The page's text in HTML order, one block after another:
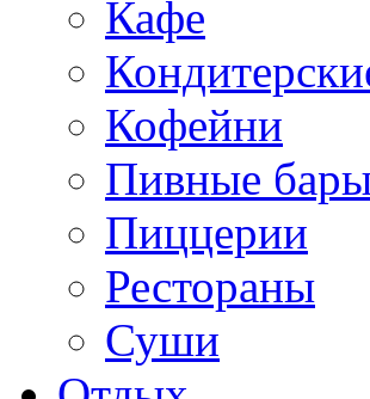
Кафе
Кофейни
Пивные
Пиццерии
Рестораны
Суши